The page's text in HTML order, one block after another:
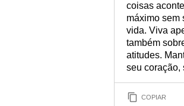
coisas
máximo sem
vida. Viva
também
atitudes.
seu coração,
COPIAR